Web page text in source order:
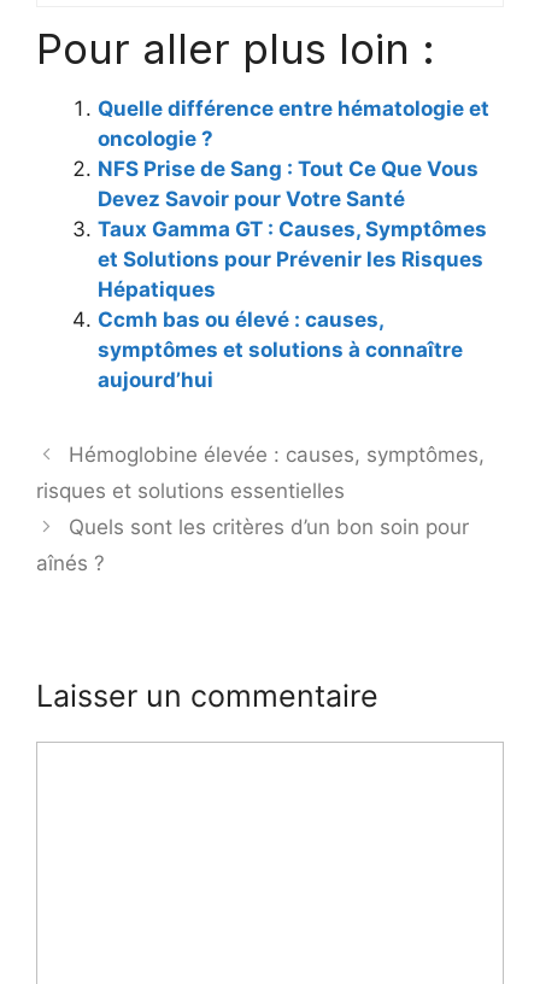
Pour aller plus loin :
Quelle différence entre hématologie et
oncologie ?
NFS Prise de Sang : Tout Ce Que Vous
Devez Savoir pour Votre Santé
Taux Gamma GT : Causes, Symptômes
et Solutions pour Prévenir les Risques
Hépatiques
Ccmh bas ou élevé : causes,
symptômes et solutions à connaître
aujourd’hui
Hémoglobine élevée : causes, symptômes,
risques et solutions essentielles
Quels sont les critères d’un bon soin pour
aînés ?
Laisser un commentaire